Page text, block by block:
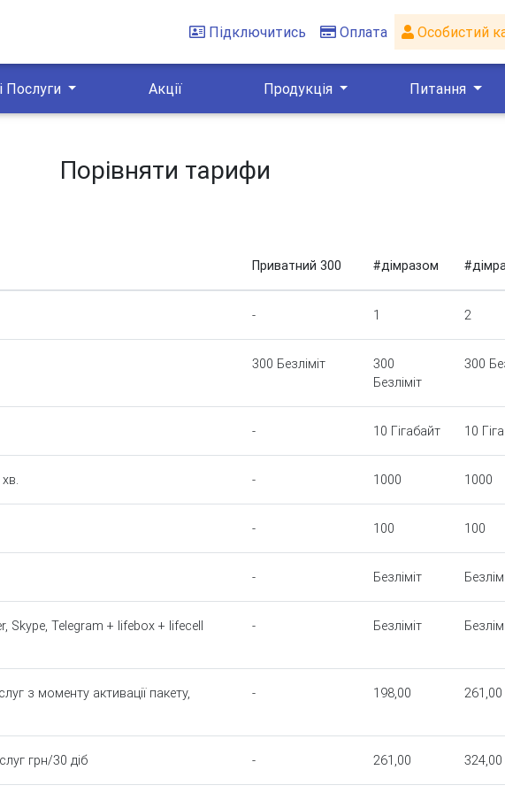
Підключитись Оплата Особистий
Послуги Акції Продукція Питання
Порівняти тарифи
Приватний 300 #дімразом
- 1 2
300 Безліміт
300
Безліміт
300
- 10 Гігабайт 10
- 1000 1000
- 100 100
- Безліміт
Skype, Telegram + lifebox + lifecell
- Безліміт
з моменту активації пакету,
- 198,00 261,00
грн/30 діб - 261,00 324,00